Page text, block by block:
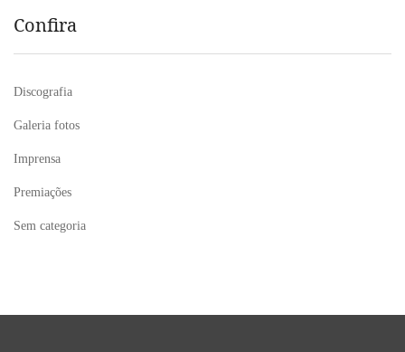
Confira
Discografia
Galeria fotos
Imprensa
Premiações
Sem categoria